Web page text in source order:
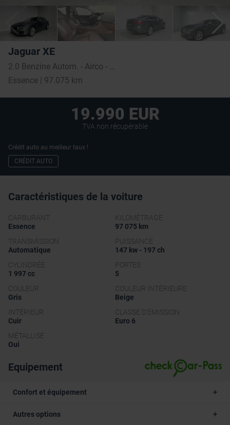
Jaguar XE
Essence | 97.075 km
19.990 EUR
TVA non récupérable
Crédit auto au meilleur taux !
CRÉDIT AUTO
Caractéristiques de la voiture
CARBURANT
Essence
KILOMÉTRAGE
97 075 km
TRANSMISSION
Automatique
PUISSANCE
147 kw - 197 ch
CYLINDRÉE
1 997 cc
PORTES
5
COULEUR
Gris
COULEUR INTÉRIEURE
Beige
INTÉRIEUR
Cuir
CLASSE D'ÉMISSION
Euro 6
MÉTALLISÉ
Oui
Equipement
Confort et équipement
Autres options